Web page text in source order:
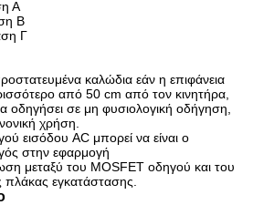
Α
Β
Γ
καλώδια εάν η επιφάνεια
από 50 cm από τον κινητήρα,
οδηγήσει σε μη φυσιολογική οδήγηση,
χρήση.
εισόδου AC μπορεί να είναι ο
στην εφαρμογή
μεταξύ του MOSFET οδηγού και του
εγκατάστασης.